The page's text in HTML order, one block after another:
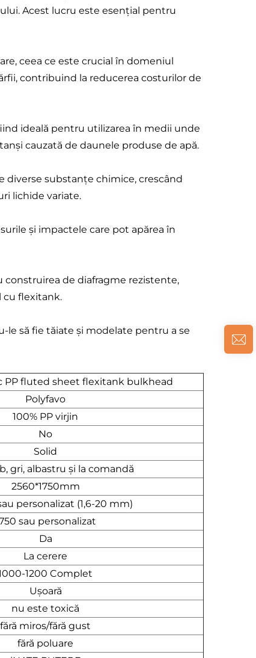
Acest lucru este esențial pentru
ceea ce este crucial în domeniul
contribuind la reducerea costurilor de
ideală pentru utilizarea în medii unde
cauzată de daunele produse de apă.
diverse substanțe chimice, crescând
lichide variate.
și impactele care pot apărea în
construirea de diafragme rezistente,
cu flexitank.
le să fie tăiate și modelate pentru a se
PP fluted sheet flexitank bulkhead
Polyfavo
100% PP virjin
No
Solid
gri, albastru și la comandă
2560*1750mm
personalizat (1,6-20 mm)
sau personalizat
Da
La cerere
1200 Complet
Ușoară
nu este toxică
fără miros/fără gust
fără poluare